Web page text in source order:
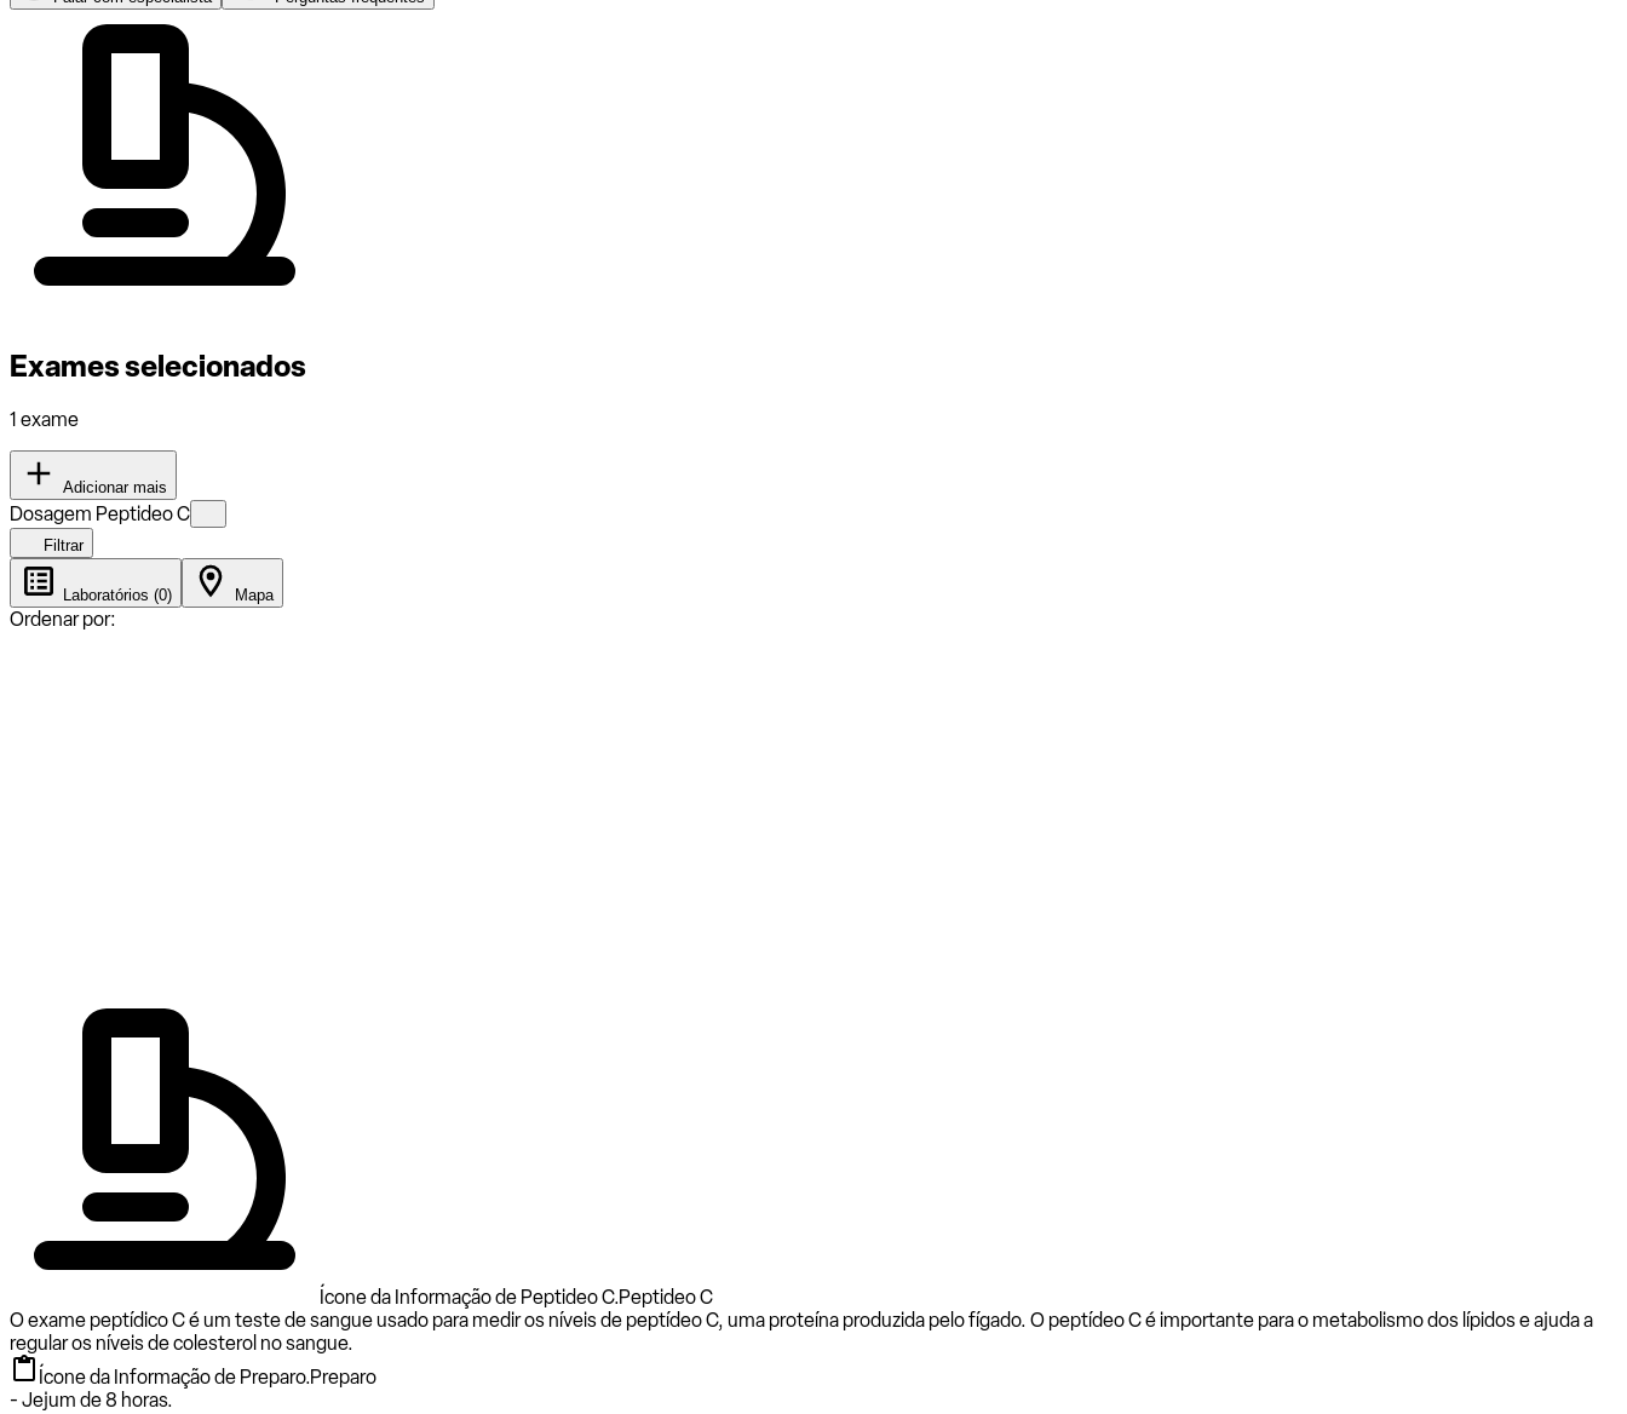
Exames selecionados
1 exame
Adicionar mais
Dosagem Peptideo C
Filtrar
Laboratórios (0) Mapa
Ordenar por:
Ícone da Informação de Peptideo C.Peptideo C
O exame peptídico C é um teste de sangue usado para medir os níveis de peptídeo C, uma proteína produzida pelo fígado. O peptídeo C é importante para o metabolismo dos lípidos e ajuda a
regular os níveis de colesterol no sangue.
Ícone da Informação de Preparo.Preparo
- Jejum de 8 horas.